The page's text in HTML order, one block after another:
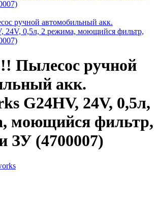
ручной
акк.
G24HV, 24V, 0,5л,
моющийся фильтр,
ЗУ (4700007)